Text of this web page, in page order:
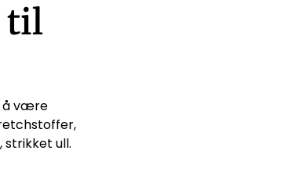
til
å være
strikket ull.